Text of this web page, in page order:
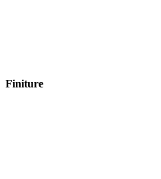
Finiture